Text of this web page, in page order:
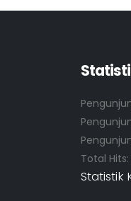
Total Hits:
Statistik